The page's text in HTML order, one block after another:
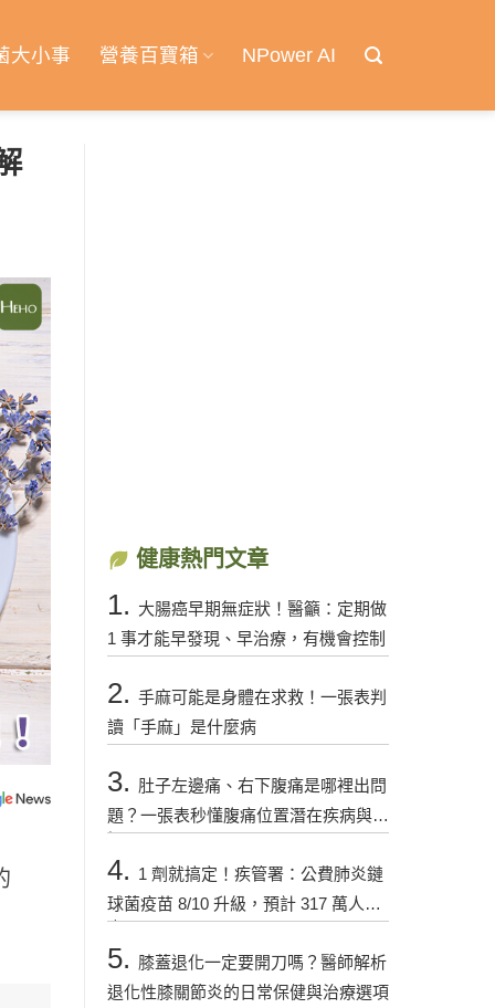
大小事 營養百寶箱 NPower AI
健康熱門文章
1. 大腸癌早期無症狀！醫籲：定期做
1 事才能早發現、早治療，有機會控制
2. 手麻可能是身體在求救！一張表判
讀「手麻」是什麼病
3. 肚子左邊痛、右下腹痛是哪裡出問
題？一張表秒懂腹痛位置潛在疾病與警
訊
4. 1 劑就搞定！疾管署：公費肺炎鏈
球菌疫苗 8/10 升級，預計 317 萬人受
惠
5. 膝蓋退化一定要開刀嗎？醫師解析
退化性膝關節炎的日常保健與治療選項